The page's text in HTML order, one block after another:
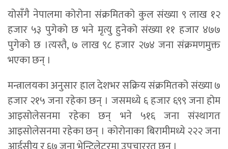
योसँगै नेपालमा कोरोना संक्रमितको कुल संख्या ९ लाख १२
हजार ५३ पुगेको छ भने मृत्यु हुनेको संख्या ११ हजार ४७७
पुगेको छ ।त्यस्तै, ७ लाख ९८ हजार २७४ जना संक्रमणमुक्त
भएका छन् ।
मन्त्रालयका अनुसार हाल देशभर सक्रिय संक्रमितको संख्या ७
हजार २१५ जना रहेका छन् । जसमध्ये ६ हजार ६९९ जना होम
आइसोलेसनमा रहेका छन् भने ५१६ जना संस्थागत
आइसोलेसनमा रहेका छन् । कोरोनाका बिरामीमध्ये २२२ जना